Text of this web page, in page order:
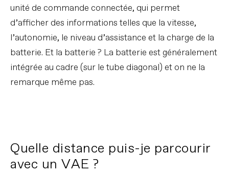
unité de commande connectée, qui permet
d’afficher des informations telles que la vitesse,
l’autonomie, le niveau d’assistance et la charge de la
batterie. Et la batterie ? La batterie est généralement
intégrée au cadre (sur le tube diagonal) et on ne la
remarque même pas.
Quelle distance puis-je parcourir
avec un VAE ?